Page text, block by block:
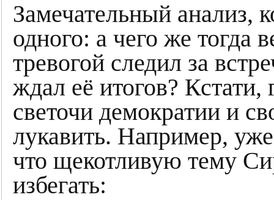
Замечательный анализ,
одного: а чего же тогда
тревогой следил за
ждал её итогов?
светочи демократии и
лукавить. Например,
что щекотливую тему
избегать: